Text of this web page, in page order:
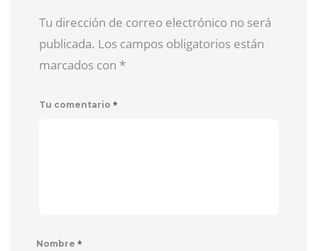
Tu dirección de correo electrónico no será
publicada. Los campos obligatorios están
marcados con *
Tu comentario *
Nombre *